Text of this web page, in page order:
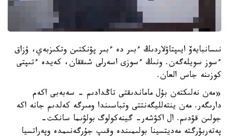
نىسانبايەۆ ايىپتاۋلاردىڭ ءبىر دە ءبىر پۋنكتىن وتكىزبەي، ۇزاق
ءسوز سويلەگەن. ونىڭ ءسوزى اسەرلى شىققان، كەيدە ءتىپتى
كوزىنە جاس العان.
«مەن نەلىكتەن بۇل ماماندىقتى تاڭدادىم - سەبەبى اكەم
دارىگەر. مەن ينتەلليگەنتتى وتباسىندا ومىرگە كەلدىم جانە اكە
جولىن قۋدىم. ال اكۋشەر- گينەكولوگ بولۋىما سانكت-
پەتەربۋرگتە مەديتسينا بولىمىندە وقىپ جۇرگەنىمدە وپەراتسيا